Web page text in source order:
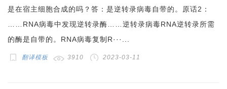
是在宿主细胞合成的吗？答：是逆转录病毒自带的。原话2：
……RNA病毒中发现逆转录酶……逆转录病毒RNA逆转录所需
的酶是自带的。RNA病毒复制R···...
翻译模板 3910 2023-03-11